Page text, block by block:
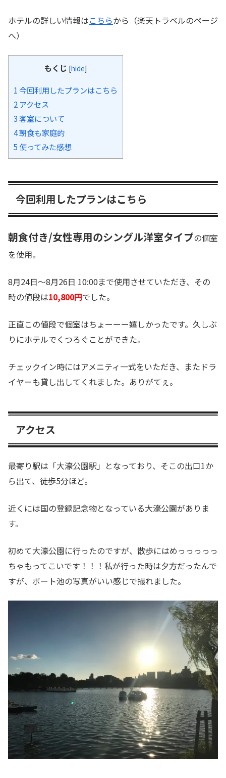
ホテルの詳しい情報はこちらから（楽天トラベルのページ
へ）
もくじ [hide]
1今回利用したプランはこちら
2 アクセス
3客室について
4朝食も家庭的
5使ってみた感想
今回利用したプランはこちら
朝食付き/女性専用のシングル洋室タイプの個室
を使用。
8月24日〜8月26日 10:00まで使用させていただき、その
時の値段は10,800円でした。
正直この値段で個室はちょーーー嬉しかったです。久しぶ
りにホテルでくつろぐことができた。
チェックイン時にはアメニティ一式をいただき、またドラ
イヤーも貸し出してくれました。ありがてぇ。
アクセス
最寄り駅は「大濠公園駅」となっており、そこの出口1か
ら出て、徒歩5分ほど。
近くには国の登録記念物となっている大濠公園がありま
す。
初めて大濠公園に行ったのですが、散歩にはめっっっっっ
ちゃもってこいです！！！私が行った時は夕方だったんで
すが、ボート池の写真がいい感じで撮れました。